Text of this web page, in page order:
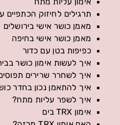
תרגילים לחיזוק הכתפיים
מאמן כושר אישי בירושלים
מאמן כושר אישי בחיפה
כפיפות בטן עם כדור
איך לעשות אימון כושר
איך לשחרר שרירים
איך להתאמן נכון בחדר
איך לשפר עליות מתח?
אימון TRX בים